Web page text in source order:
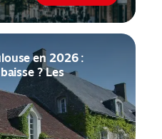
en 2026 :
? Les